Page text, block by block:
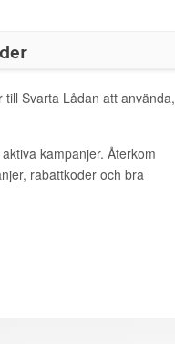
Svarta Lådan att använda,
kampanjer. Återkom
rabattkoder och bra